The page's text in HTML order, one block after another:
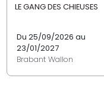
LE GANG DES CHIEUSES
Du 25/09/2026 au
23/01/2027
Brabant Wallon